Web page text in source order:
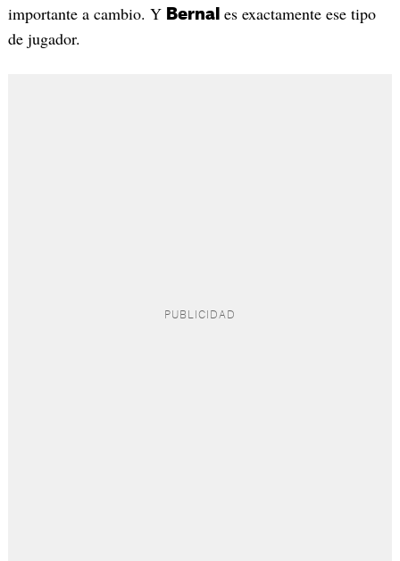
importante a cambio. Y Bernal es exactamente ese tipo
de jugador.